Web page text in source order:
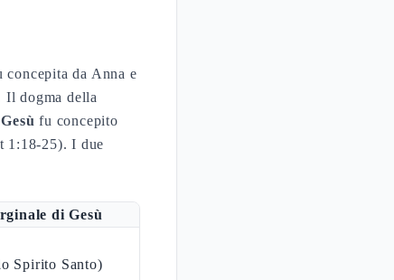
concepita da Anna e
Il dogma della
Gesù fu concepito
1:18-25). I due
di Gesù
Spirito Santo)